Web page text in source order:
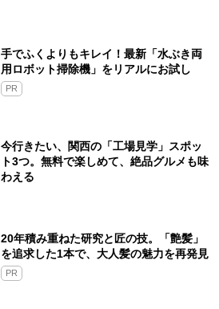
手でふくよりもキレイ！最新「水ぶき両
用ロボット掃除機」をリアルにお試し
PR
今行きたい、関西の「工場見学」スポッ
ト3つ。無料で楽しめて、絶品グルメも味
わえる
20年積み重ねた研究と匠の技。「艶髪」
を追求した1本で、大人髪の魅力を再発見
PR